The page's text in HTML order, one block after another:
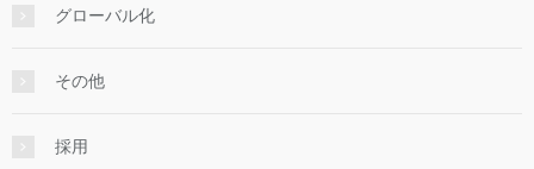
グローバル化
その他
採用